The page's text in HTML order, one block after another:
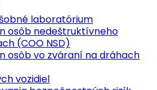
laboratórium
osôb nedeštruktívneho
(COO NSD)
osôb vo zváraní na dráhach
vozidiel